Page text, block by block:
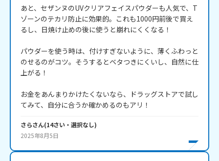
あと、セザンヌのUVクリアフェイスパウダーも人気で、T
ゾーンのテカリ防止に効果的。これも1000円前後で買え
るし、日焼け止めの後に使うと崩れにくくなる！
パウダーを使う時は、付けすぎないように、薄くふわっと
のせるのがコツ。そうするとベタつきにくいし、自然に仕
上がる！
お金をあんまりかけたくないなら、ドラッグストアで試し
てみて、自分に合うか確かめるのもアリ！
さらさん(14さい・ 選択なし)
2025年8月5日